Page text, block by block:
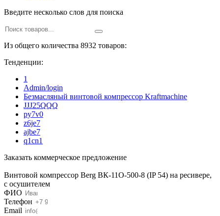
Введите несколько слов для поиска
Из общего количества 8932 товаров:
Тенденции:
1
Admin/login
Безмасляный винтовой компрессор Kraftmaсhine
JJJ25QQQ
py7v0
z6je7
ajbe7
q1cn1
Заказать коммерческое предложение
Винтовой компрессор Berg ВК-11О-500-8 (IP 54) на ресивере,
с осушителем
ФИО
Телефон
Email